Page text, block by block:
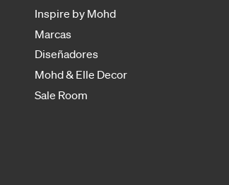
Inspire by Mohd
Marcas
Diseñadores
Mohd & Elle Decor
Sale Room